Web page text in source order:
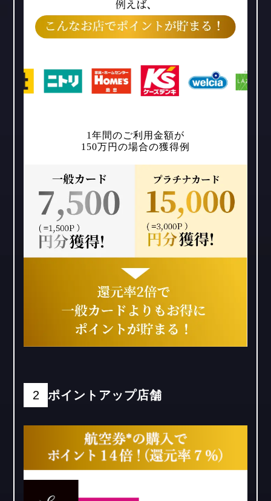
1年間のご利用金額が
150万円の場合の獲得例
2 ポイントアップ店舗